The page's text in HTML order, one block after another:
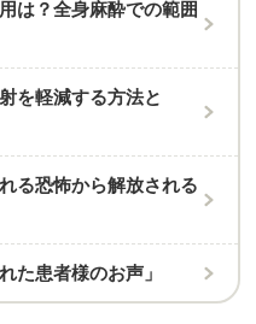
は？全身麻酔での範囲
を軽減する方法と
る恐怖から解放される
た患者様のお声」